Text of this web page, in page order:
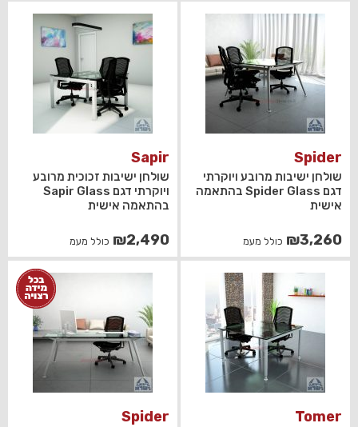
Spider
שולחן ישיבות מרובע ויוקרתי
דגם Spider Glass בהתאמה
אישית
₪3,260 כולל מעמ
Sapir
שולחן ישיבות זכוכית מרובע
ויוקרתי דגם Sapir Glass
בהתאמה אישית
₪2,490 כולל מעמ
Tomer
Spider